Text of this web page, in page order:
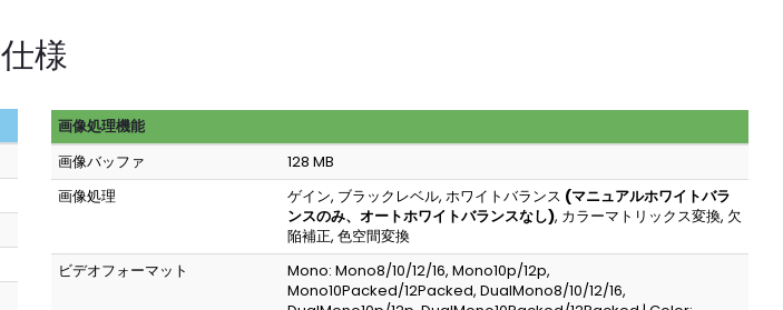
仕様
画像処理機能
画像バッファ
128 MB
画像処理
ゲイン, ブラックレベル, ホワイトバランス (マニュアルホワイトバラ
ンスのみ、オートホワイトバランスなし), カラーマトリックス変換, 欠
陥補正, 色空間変換
ビデオフォーマット
Mono: Mono8/10/12/16, Mono10p/12p,
Mono10Packed/12Packed, DualMono8/10/12/16,